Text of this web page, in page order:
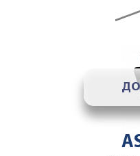
accesories slider